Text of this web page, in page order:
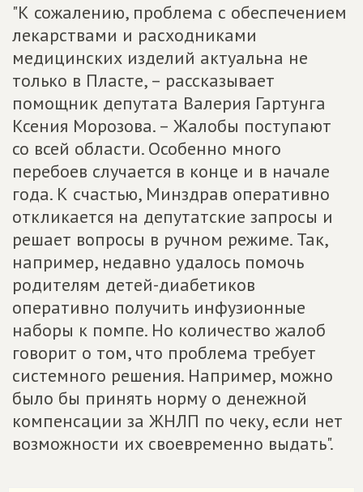
"К сожалению, проблема с обеспечением
лекарствами и расходниками
медицинских изделий актуальна не
только в Пласте, – рассказывает
помощник депутата Валерия Гартунга
Ксения Морозова. – Жалобы поступают
со всей области. Особенно много
перебоев случается в конце и в начале
года. К счастью, Минздрав оперативно
откликается на депутатские запросы и
решает вопросы в ручном режиме. Так,
например, недавно удалось помочь
родителям детей-диабетиков
оперативно получить инфузионные
наборы к помпе. Но количество жалоб
говорит о том, что проблема требует
системного решения. Например, можно
было бы принять норму о денежной
компенсации за ЖНЛП по чеку, если нет
возможности их своевременно выдать".